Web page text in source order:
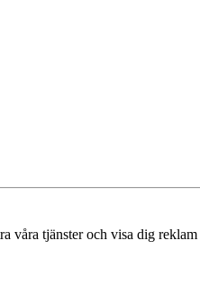
våra tjänster och visa dig